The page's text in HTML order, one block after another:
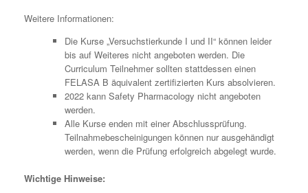
Weitere Informationen:
Die Kurse „Versuchstierkunde I und II“ können leider
bis auf Weiteres nicht angeboten werden. Die
Curriculum Teilnehmer sollten stattdessen einen
FELASA B äquivalent zertifizierten Kurs absolvieren.
2022 kann Safety Pharmacology nicht angeboten
werden.
Alle Kurse enden mit einer Abschlussprüfung.
Teilnahmebescheinigungen können nur ausgehändigt
werden, wenn die Prüfung erfolgreich abgelegt wurde.
Wichtige Hinweise: